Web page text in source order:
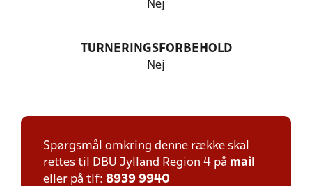
Nej
TURNERINGSFORBEHOLD
Nej
Spørgsmål omkring denne række skal
rettes til DBU Jylland Region 4 på mail
eller på tlf: 8939 9940